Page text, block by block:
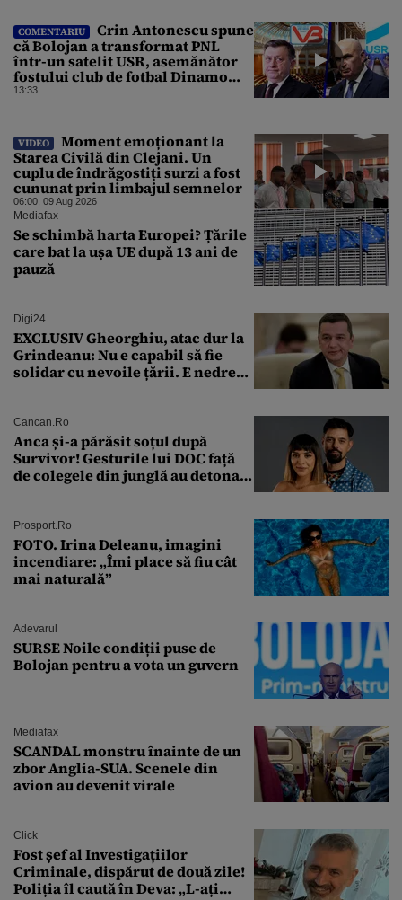
revistă derapajele oficialului
COMENTARIU
Crin Antonescu spune
că Bolojan a transformat PNL
într-un satelit USR, asemănător
fostului club de fotbal Dinamo
Victoria, care a aparținut Miliției
13:33
VIDEO
Moment emoționant la
Starea Civilă din Clejani. Un
cuplu de îndrăgostiți surzi a fost
cununat prin limbajul semnelor
06:00, 09 Aug 2026
Mediafax
Se schimbă harta Europei? Țările
care bat la ușa UE după 13 ani de
pauză
Digi24
EXCLUSIV Gheorghiu, atac dur la
Grindeanu: Nu e capabil să fie
solidar cu nevoile țării. E nedrept
Cancan.ro
Anca și-a părăsit soțul după
Survivor! Gesturile lui DOC față
de colegele din junglă au detonat
Prosport.ro
FOTO. Irina Deleanu, imagini
incendiare: „Îmi place să fiu cât
mai naturală”
Adevarul
SURSE Noile condiții puse de
Bolojan pentru a vota un guvern
Mediafax
SCANDAL monstru înainte de un
zbor Anglia-SUA. Scenele din
avion au devenit virale
Click
Fost șef al Investigațiilor
Criminale, dispărut de două zile!
Poliția îl caută în Deva: „L-ați